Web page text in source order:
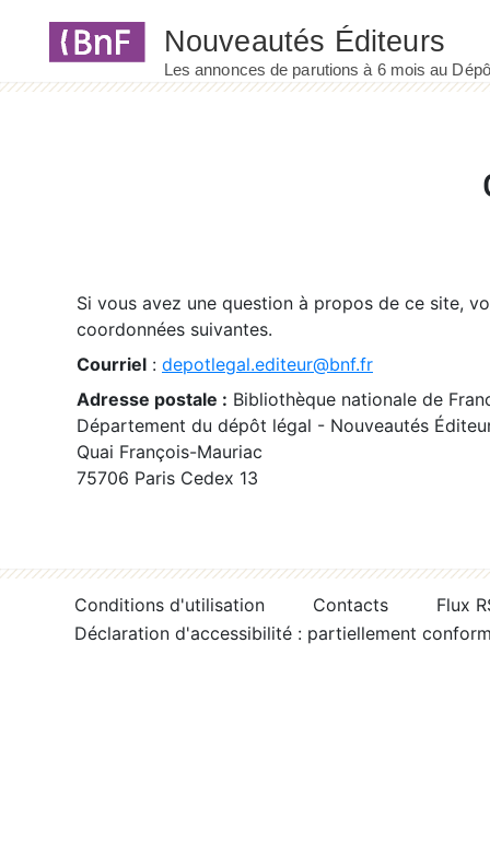
Si vous avez une question à propos de ce site,
coordonnées suivantes.
Courriel : depotlegal.editeur@bnf.fr
Adresse postale : Bibliothèque nationale de
Département du dépôt légal - Nouveautés
Quai François-Mauriac
75706 Paris Cedex 13
Conditions d'utilisation Contacts
Flux
Déclaration d'accessibilité : partiellement